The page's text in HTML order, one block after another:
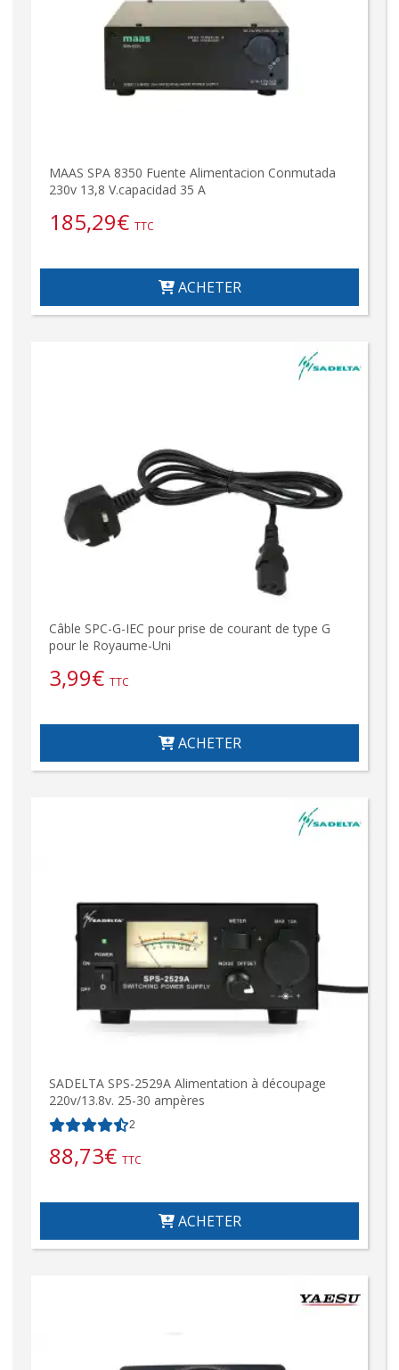
MAAS SPA 8350 Fuente Alimentacion Conmutada
230v 13,8 V.capacidad 35 A
185,29€ TTC
ACHETER
Câble SPC-G-IEC pour prise de courant de type G
pour le Royaume-Uni
3,99€ TTC
ACHETER
SADELTA SPS-2529A Alimentation à découpage
220v/13.8v. 25-30 ampères
2
88,73€ TTC
ACHETER